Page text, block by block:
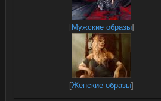
[Мужские образы]
[Женские образы]